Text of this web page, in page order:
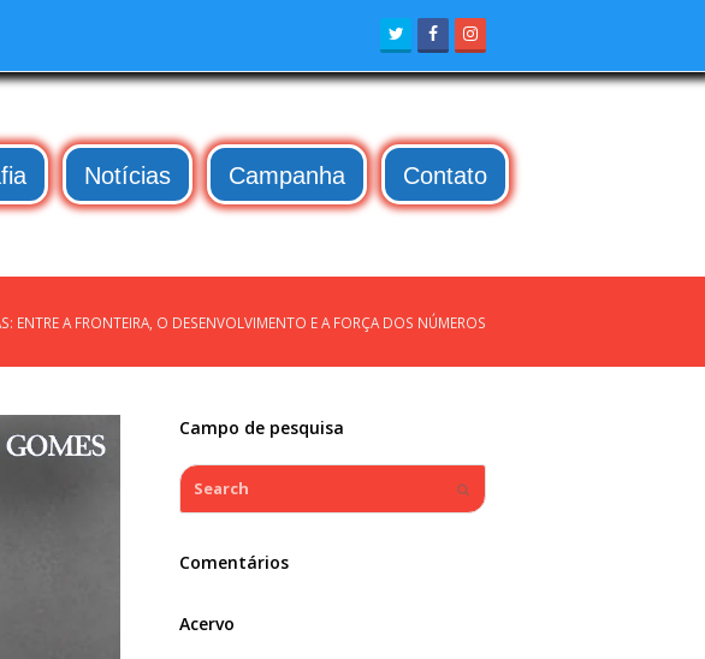
TwitterFacebook
Notícias Campanha Contato
ENTRE A FRONTEIRA, O DESENVOLVIMENTO E A FORÇA DOS NÚMEROS
Campo de pesquisa
Search
Comentários
Acervo